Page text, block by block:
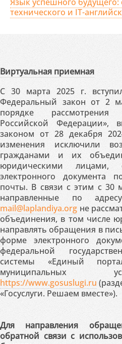
технического и IT-
Виртуальная приемная
С 30 марта 2025 г.
Федеральный закон от 2
порядке
Российской Федерации»,
законом от 28 декабря
изменения исключили
гражданами и их
юридическими
электронного документа
почты. В связи с этим с 30
направленные по
mail@laplandiya.org не
объединения, в том числе
направлять обращения в
форме электронного
федеральной
системы «Единый
муниципальных
https://www.gosuslugi.ru
«Госуслуги. Решаем вместе»).
Для направления
обратной связи с